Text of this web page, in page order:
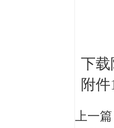
下载
附
上一篇